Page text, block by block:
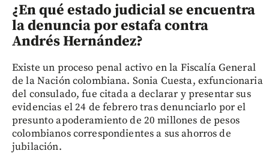
¿En qué estado judicial se encuentra
la denuncia por estafa contra
Andrés Hernández?
Existe un proceso penal activo en la Fiscalía General
de la Nación colombiana. Sonia Cuesta, exfuncionaria
del consulado, fue citada a declarar y presentar sus
evidencias el 24 de febrero tras denunciarlo por el
presunto apoderamiento de 20 millones de pesos
colombianos correspondientes a sus ahorros de
jubilación.